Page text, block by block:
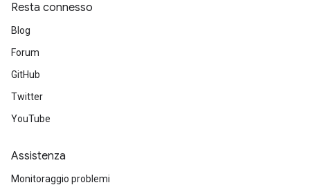
Resta connesso
Blog
Forum
GitHub
Twitter
YouTube
Assistenza
Monitoraggio problemi